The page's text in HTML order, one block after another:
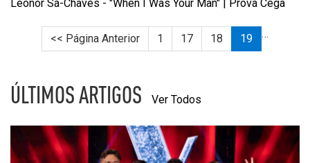
Leonor Sá-Chaves - "When I Was Your Man" | Prova Cega
<< Página Anterior 1 …
17 18 19
ÚLTIMOS ARTIGOS Ver Todos